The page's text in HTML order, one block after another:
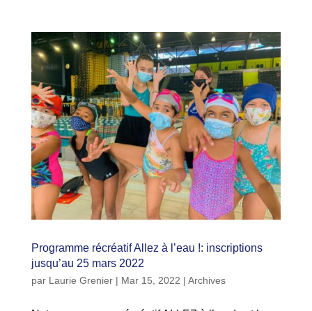
Programme récréatif Allez à l’eau !: inscriptions
jusqu’au 25 mars 2022
par Laurie Grenier| Mar 15, 2022 | Archives